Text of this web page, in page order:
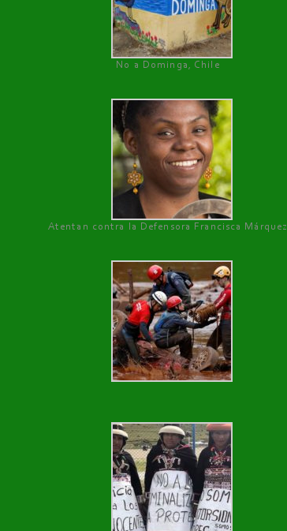
No a Dominga, Chile
Atentan contra la Defensora Francisca Márquez